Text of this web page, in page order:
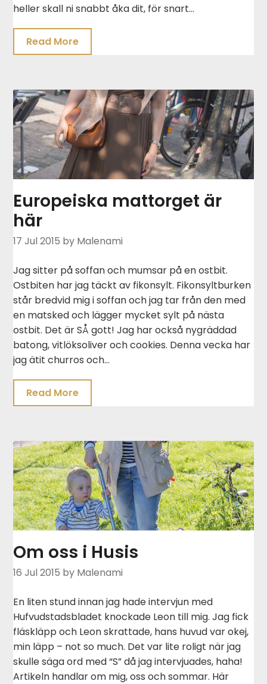
heller skall ni snabbt åka dit, för snart…
Read More
Europeiska mattorget är
här
17 Jul 2015 by Malenami
Jag sitter på soffan och mumsar på en ostbit.
Ostbiten har jag täckt av fikonsylt. Fikonsyltburken
står bredvid mig i soffan och jag tar från den med
en matsked och lägger mycket sylt på nästa
ostbit. Det är SÅ gott! Jag har också nygräddad
batong, vitlöksoliver och cookies. Denna vecka har
jag ätit churros och…
Read More
Om oss i Husis
16 Jul 2015 by Malenami
En liten stund innan jag hade intervjun med
Hufvudstadsbladet knockade Leon till mig. Jag fick
fläskläpp och Leon skrattade, hans huvud var okej,
min läpp – not so much. Det var lite roligt när jag
skulle säga ord med “S” då jag intervjuades, haha!
Artikeln handlar om mig, oss och sommar. Här